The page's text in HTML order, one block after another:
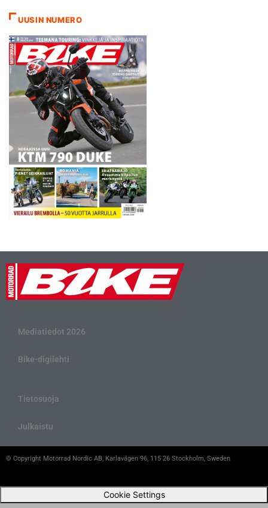
enää ainakaan ajamalla
uhattu, jos tahti…
UUSIN NUMERO
Mediatiedot 2026
Bike-digilehti
Tietosuoja
Julkaistu
© Copyright Motorrad Nordic AB, Karlavägen 96, 115 26 Stockholm, Sweden
Cookie Settings